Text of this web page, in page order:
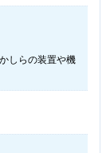
しらの装置や機